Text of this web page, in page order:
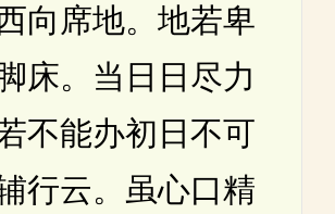
向席地。地若卑
床。当日日尽力
不能办初日不可
行云。虽心口精